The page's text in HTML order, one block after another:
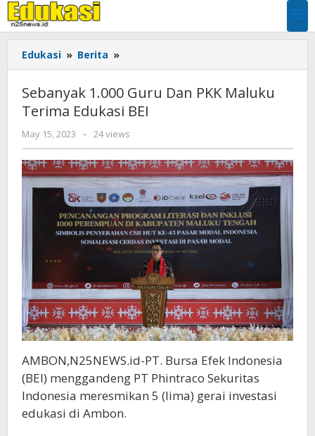
Skip
to
content
Edukasi » Berita »
1.000
Dan
PKK
Edukasi
BEI
Sebanyak 1.000 Guru Dan PKK Maluku
Terima Edukasi BEI
May 15, 2023
by
EDUKASI
- 24 views
AMBON,N25NEWS.id-PT. Bursa Efek Indonesia
(BEI) menggandeng PT Phintraco Sekuritas
Indonesia meresmikan 5 (lima) gerai investasi
edukasi di Ambon.